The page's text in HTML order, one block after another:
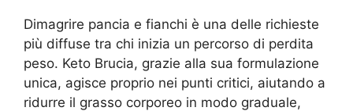
Dimagrire pancia e fianchi è una delle richieste
più diffuse tra chi inizia un percorso di perdita
peso. Keto Brucia, grazie alla sua formulazione
unica, agisce proprio nei punti critici, aiutando a
ridurre il grasso corporeo in modo graduale,